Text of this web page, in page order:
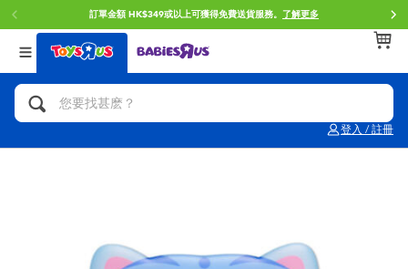
門店自取服務 網上購買並在店內取貨。了解更多
登入 / 註冊
返回
分類目錄
人氣英雄,角色扮演,射擊玩具
玩具車,貨車,火車及遙控系列
返回
品牌
Brunch Brother 早午餐兄弟
Mini Brands
返回
年齢
0~2歳
8~11歳